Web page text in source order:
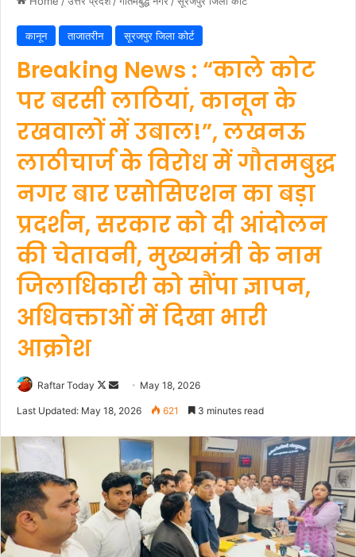
कानून ताजातरीन सूरजपुर जिला कोर्ट
Breaking News : “काले कोट
पर बरसी लाठियां, कानून के
रखवालों में उबाल!”, लखनऊ
लाठीचार्ज के विरोध में गौतमबुद्ध
नगर बार एसोसिएशन का बड़ा
प्रदर्शन, सरकार को दी आंदोलन
की चेतावनी, मुख्यमंत्री के नाम
जिलाधिकारी को सौंपा ज्ञापन,
अधिवक्ताओं में दिखा भारी
आक्रोश
Raftar Today
Follow
Send May 18, 2026
Last Updated: May 18, 2026 621 3 minutes read